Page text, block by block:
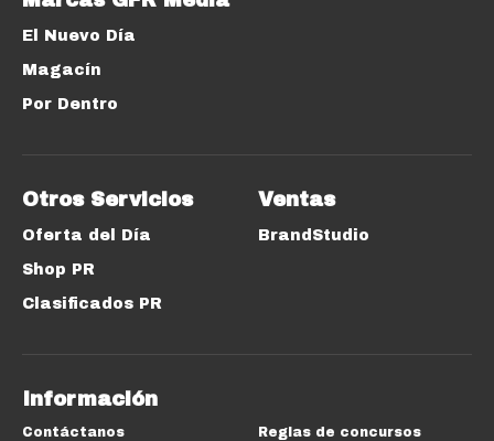
El Nuevo Día
Magacín
Por Dentro
Otros Servicios
Oferta del Día
Shop PR
Clasificados PR
Ventas
BrandStudio
Información
Contáctanos Reglas de concursos